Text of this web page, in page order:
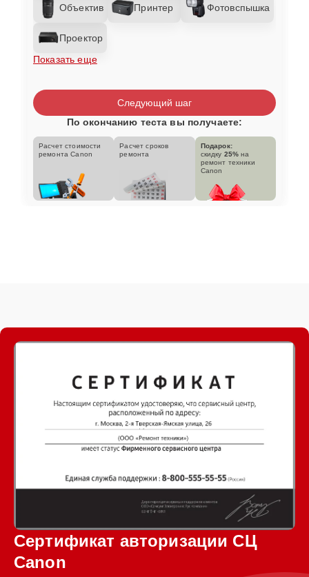
Объектив Принтер Фотовспышка
Проектор
Показать еще
Следующий шаг
По окончанию теста вы получаете:
Расчет стоимости
ремонта Canon
Расчет сроков
ремонта
Подарок:
скидку 25% на
ремонт техники
Canon
Сертификат авторизации СЦ
Canon